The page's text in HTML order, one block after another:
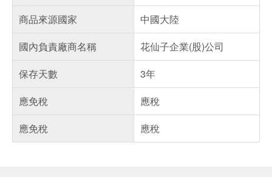
商品來源國家
中國大陸
國內負責廠商名稱
花仙子企業(股)公司
保存天數
3年
應免稅
應稅
應免稅
應稅